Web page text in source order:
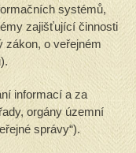
systémů,
zajišťující činnosti
zákon, o veřejném
informací a za
orgány územní
správy“).